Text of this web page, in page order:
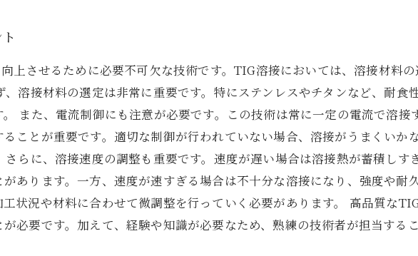
上させるために必要不可欠な技術です。TIG溶接においては、溶接材料
溶接材料の選定は非常に重要です。特にステンレスやチタンなど、耐食
また、電流制御にも注意が必要です。この技術は常に一定の電流で溶接
ことが重要です。適切な制御が行われていない場合、溶接がうまくいか
らに、溶接速度の調整も重要です。速度が遅い場合は溶接熱が蓄積しす
あります。一方、速度が速すぎる場合は不十分な溶接になり、強度や耐
状況や材料に合わせて微調整を行っていく必要があります。 高品質な
必要です。加えて、経験や知識が必要なため、熟練の技術者が担当するこ